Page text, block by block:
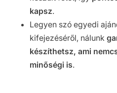
kapsz.
Legyen szó egyedi
kifejezéséről, nálunk
készíthetsz, ami
minőségi is.